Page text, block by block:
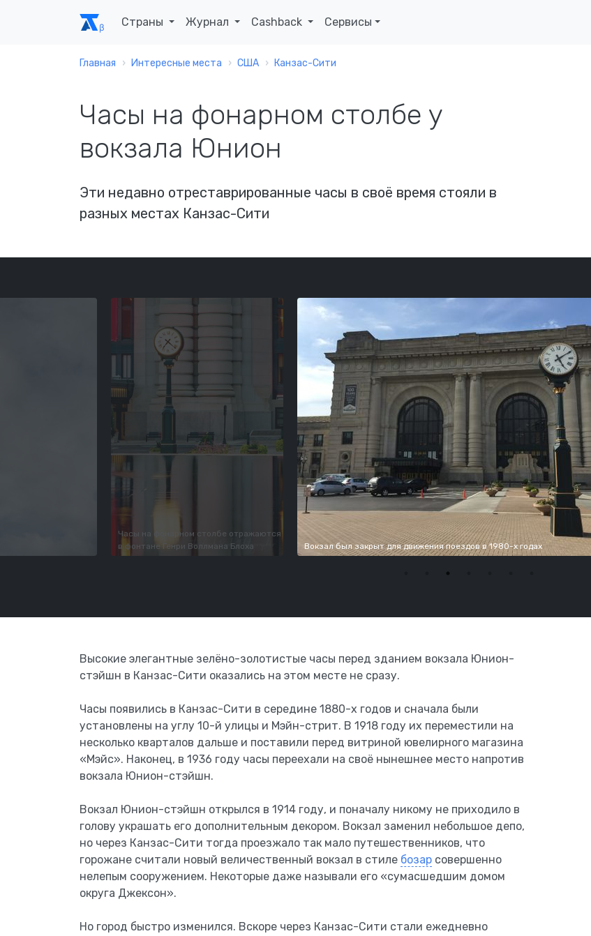
Страны Журнал Cashback Сервисы
Главная Интересные места США Канзас-Сити
Часы на фонарном столбе у
вокзала Юнион
Эти недавно отреставрированные часы в своё время стояли в
разных местах Канзас-Сити
Часы на фонарном столбе отражаются
в фонтане Генри Воллмана Блоха
Вокзал был закрыт для движения поездов в 1980-х годах
Высокие элегантные зелёно-золотистые часы перед зданием вокзала Юнион-
стэйшн в Канзас-Сити оказались на этом месте не сразу.
Часы появились в Канзас-Сити в середине 1880-х годов и сначала были
установлены на углу 10-й улицы и Мэйн-стрит. В 1918 году их переместили на
несколько кварталов дальше и поставили перед витриной ювелирного магазина
«Мэйс». Наконец, в 1936 году часы переехали на своё нынешнее место напротив
вокзала Юнион-стэйшн.
Вокзал Юнион-стэйшн открылся в 1914 году, и поначалу никому не приходило в
голову украшать его дополнительным декором. Вокзал заменил небольшое депо,
но через Канзас-Сити тогда проезжало так мало путешественников, что
горожане считали новый величественный вокзал в стиле бозар совершенно
нелепым сооружением. Некоторые даже называли его «сумасшедшим домом
округа Джексон».
Но город быстро изменился. Вскоре через Канзас-Сити стали ежедневно